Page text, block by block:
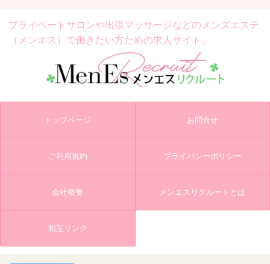
プライベートサロンや出張マッサージなどの メンズエステ
（メンエス）で働きたい方ための求人サイト。
トップページ お問合せ
ご利用規約 プライバシーポリシー
会社概要 メンエスリクルートとは
相互リンク